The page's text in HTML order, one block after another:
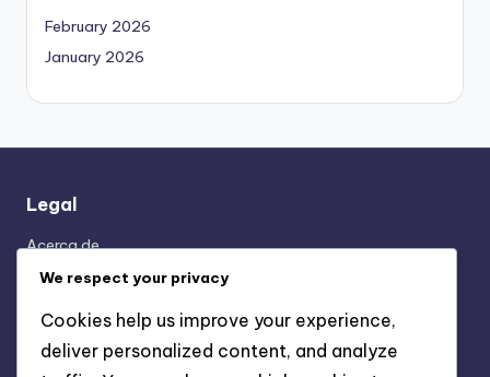
February 2026
January 2026
Legal
Acerca de
Términos y condiciones
Cookies y seguimiento
We respect your privacy
Cookies help us improve your experience,
deliver personalized content, and analyze